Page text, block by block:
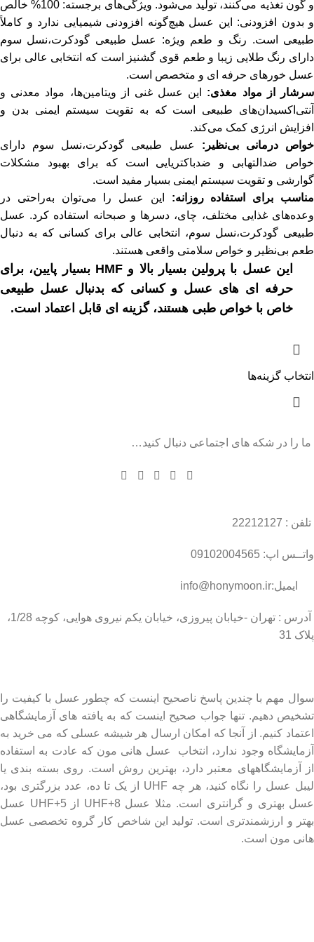
و گون تغذیه می‌کنند، تولید می‌شود. ویژگی‌های برجسته: 100% خالص
و بدون افزودنی: این عسل هیچ‌گونه افزودنی شیمیایی ندارد و کاملاً
طبیعی است. رنگ و طعم ویژه:
عسل طبیعی گودکرت،نسل سوم
دارای رنگ طلایی زیبا و طعم قوی گشنیز است که انتخابی عالی برای
عسل خورهای حرفه ای و متخصص است.
سرشار از مواد مغذی: این عسل غنی از ویتامین‌ها، مواد معدنی و
آنتی‌اکسیدان‌های طبیعی است که به تقویت سیستم ایمنی بدن و
افزایش انرژی کمک می‌کند.
خواص درمانی بی‌نظیر: عسل طبیعی گودکرت،نسل سوم دارای
خواص ضدالتهابی و ضدباکتریایی است که برای بهبود مشکلات
گوارشی و تقویت سیستم ایمنی بسیار مفید است.
مناسب برای استفاده روزانه: این عسل را می‌توان به‌راحتی در
وعده‌های غذایی مختلف، چای، دسرها و صبحانه استفاده کرد. عسل
طبیعی گودکرت،نسل سوم، انتخابی عالی برای کسانی که به دنبال
طعم بی‌نظیر و خواص سلامتی واقعی هستند.
این عسل با پرولین بسیار بالا و HMF بسیار پایین، برای
حرفه ای های عسل و کسانی که بدنبال عسل طبیعی
خاص با خواص طبی هستند، گزینه ای قابل اعتماد است.
انتخاب گزینه‌ها
ما را در شکه های اجتماعی دنبال کنید…
تلفن : 22212127
واتــس اپ: 09102004565
ایمیل:info@honymoon.ir
آدرس : تهران -خیابان پیروزی، خیابان یکم نیروی هوایی، کوچه 1/28،
پلاک 31
سوال مهم با چندین پاسخ ناصحیح اینست که چطور عسل با کیفیت را
تشخیص دهیم. تنها جواب صحیح اینست که به یافته های آزمایشگاهی
اعتماد کنیم. از آنجا که امکان ارسال هر شیشه عسلی که می خرید به
آزمایشگاه وجود ندارد، انتخاب عسل هانی مون که عادت به استفاده
از آزمایشگاههای معتبر دارد، بهترین روش است. روی بسته بندی یا
لیبل عسل را نگاه کنید، هر چه UHF از یک تا ده، عدد بزرگتری بود،
عسل بهتری و گرانتری است. مثلا عسل UHF+8 از UHF+5 عسل
بهتر و ارزشمندتری است. تولید این شاخص کار گروه تخصصی عسل
هانی مون است.